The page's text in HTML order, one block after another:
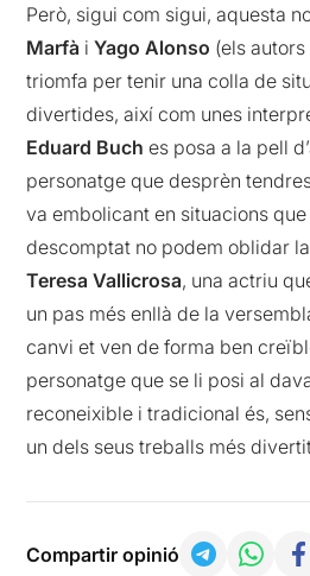
Però, sigui com sigui, aquesta
Marfà iYago Alonso (els autors
triomfa per tenir una colla de
divertides, així com unes
Eduard Buch es posa a la pell
personatge que desprèn
va embolicant en situacions
descomptat no podem oblidar
Teresa Vallicrosa, una actriu
un pas més enllà de la
canvi et ven de forma ben
personatge que se li posi al
reconeixible i tradicional és,
un dels seus treballs més
Compartir opinió